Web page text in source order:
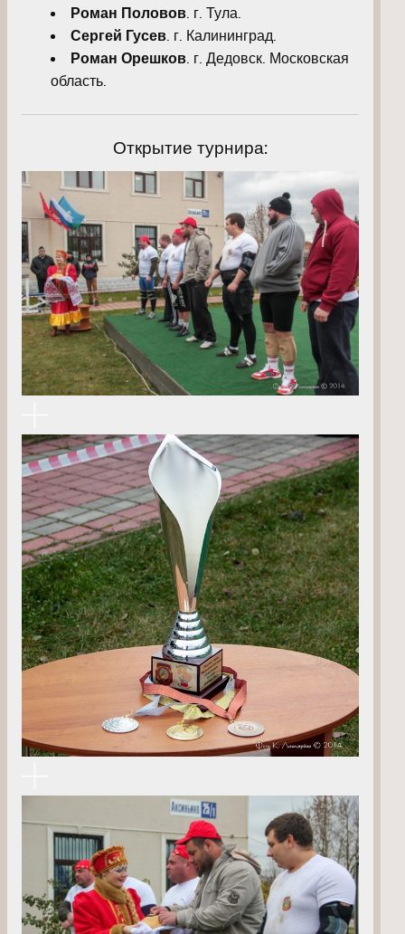
Роман Половов . г. Тула.
Сергей Гусев . г. Калининград.
Роман Орешков . г. Дедовск. Московская
область.
Открытие турнира: